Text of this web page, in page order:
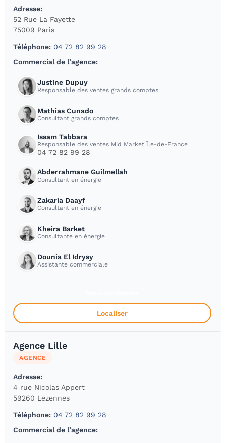
Adresse:
52 Rue La Fayette
75009 Paris
Téléphone: 04 72 82 99 28
Commercial de l’agence:
Justine Dupuy
Responsable des ventes grands comptes
Mathias Cunado
Consultant grands comptes
Issam Tabbara
Responsable des ventes Mid Market Île-de-France
04 72 82 99 28
Abderrahmane Guilmellah
Consultant en énergie
Zakaria Daayf
Consultant en énergie
Kheira Barket
Consultante en énergie
Dounia El Idrysy
Assistante commerciale
Localiser
Agence Lille
AGENCE
Adresse:
4 rue Nicolas Appert
59260 Lezennes
Téléphone: 04 72 82 99 28
Commercial de l’agence: